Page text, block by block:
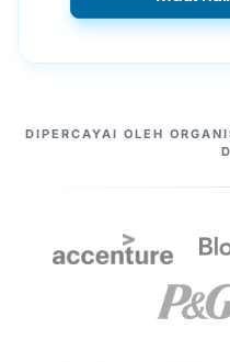
PASANGAN KAMI
DIPERCAYAI OLEH